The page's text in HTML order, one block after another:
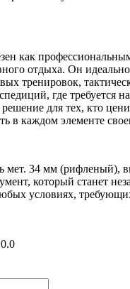
как
отдыха. Он
тренировок,
где требуется
для тех, кто
в каждом элементе
мет. 34 мм (рифленый),
который станет
условиях,